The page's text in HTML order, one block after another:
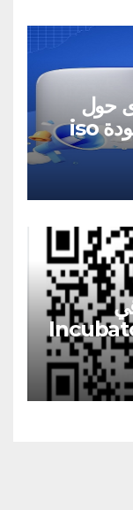
حول
إدارة المخابر وفق معايير الجودة iso